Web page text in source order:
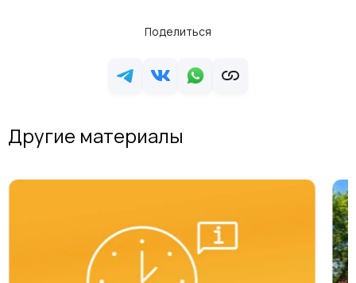
Поделиться
Другие материалы